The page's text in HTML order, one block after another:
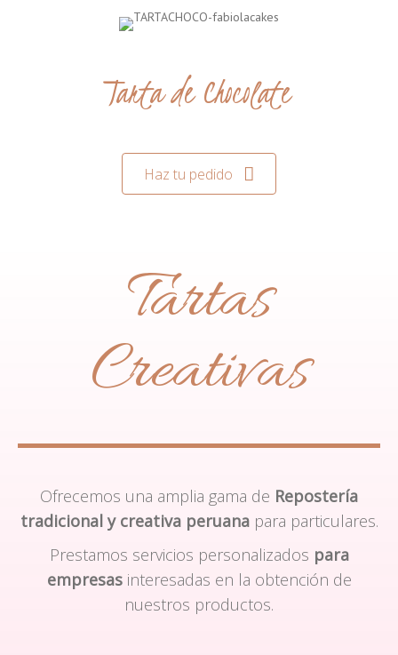
Tarta de Chocolate
Haz tu pedido
Tartas
Creativas
Ofrecemos una amplia gama de Repostería
tradicional y creativa peruanapara particulares.
Prestamos servicios personalizados para
empresasinteresadas en la obtención de
nuestros productos.